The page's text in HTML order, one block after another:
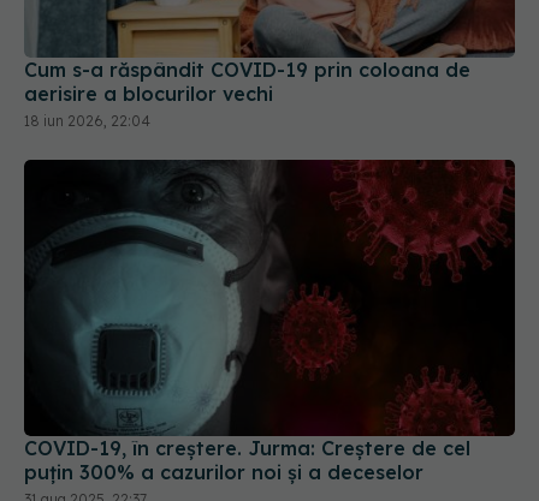
Cum s-a răspândit COVID-19 prin coloana de
aerisire a blocurilor vechi
18 iun 2026, 22:04
COVID-19, în creștere. Jurma: Creștere de cel
puțin 300% a cazurilor noi și a deceselor
31 aug 2025, 22:37